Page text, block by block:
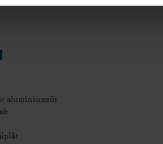
aluminiumrör